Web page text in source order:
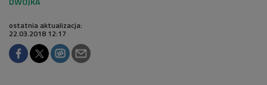
ostatnia aktualizacja:
22.03.2018 12:17